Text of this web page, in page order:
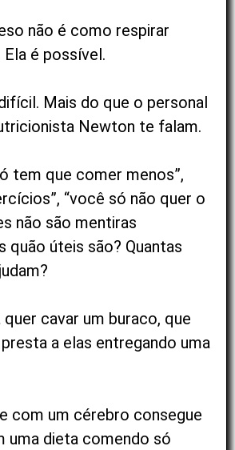
não é como respirar
Ela é possível.
Mais do que o personal
Newton te falam.
tem que comer menos”,
“você só não quer o
não são mentiras
quão úteis são? Quantas
quer cavar um buraco, que
a elas entregando uma
com um cérebro consegue
uma dieta comendo só